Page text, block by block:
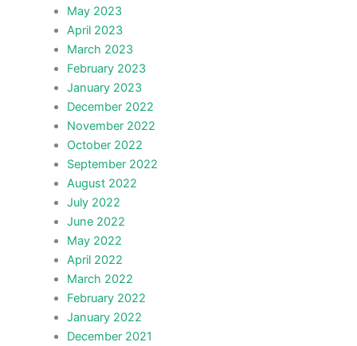
May 2023
April 2023
March 2023
February 2023
January 2023
December 2022
November 2022
October 2022
September 2022
August 2022
July 2022
June 2022
May 2022
April 2022
March 2022
February 2022
January 2022
December 2021